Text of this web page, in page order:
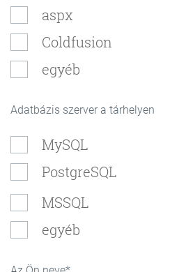
aspx
Coldfusion
egyéb
Adatbázis szerver a tárhelyen
MySQL
PostgreSQL
MSSQL
egyéb